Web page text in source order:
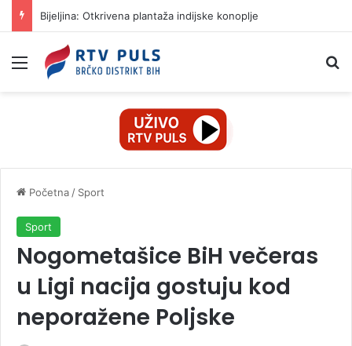
Bijeljina: Otkrivena plantaža indijske konoplje
Izbornik
Početna / Sport
Sport
Nogometašice BiH večeras
u Ligi nacija gostuju kod
neporažene Poljske